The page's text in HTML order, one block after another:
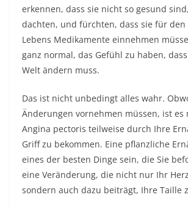
erkennen, dass sie nicht so gesund
dachten, und fürchten, dass sie für den
Lebens Medikamente einnehmen
ganz normal, das Gefühl zu haben,
Welt ändern muss.
Das ist nicht unbedingt alles wahr.
Änderungen vornehmen müssen, ist es
Angina pectoris teilweise durch Ihre
Griff zu bekommen. Eine pflanzliche
eines der besten Dinge sein, die Sie
eine Veränderung, die nicht nur Ihr
sondern auch dazu beiträgt, Ihre Taille